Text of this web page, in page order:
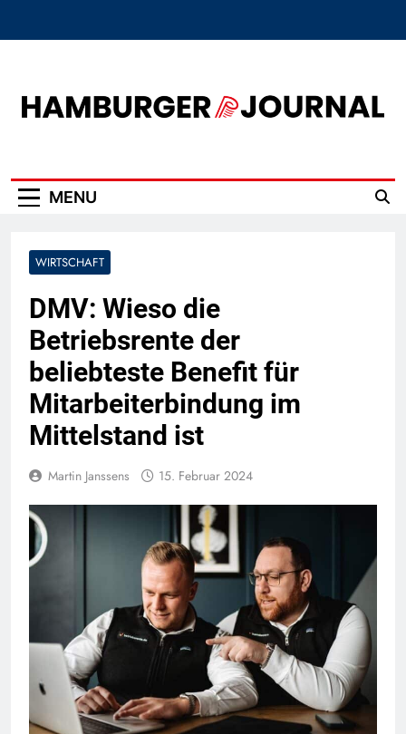
MENU
WIRTSCHAFT
DMV: Wieso die
Betriebsrente der
beliebteste Benefit für
Mitarbeiterbindung im
Mittelstand ist
Martin Janssens 15. Februar 2024